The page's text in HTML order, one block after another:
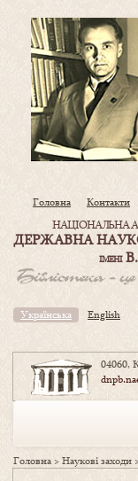
Головна Контакти
НАЦІОНАЛЬНА
ДЕРЖАВНА
ІМЕНІ
Українська English
04060,
Головна >Наукові заходи